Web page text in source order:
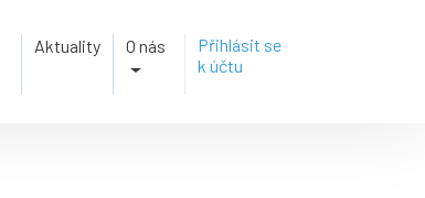
Aktuality O nás
Přihlásit se
k účtu